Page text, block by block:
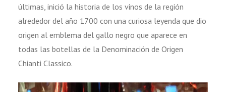
últimas, inició la historia de los vinos de la región
alrededor del año 1700 con una curiosa leyenda que dio
origen al emblema del gallo negro que aparece en
todas las botellas de la Denominación de Origen
Chianti Classico.